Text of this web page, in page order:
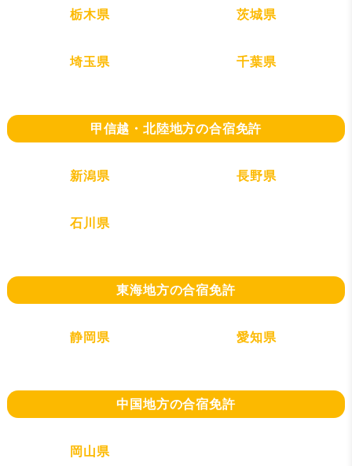
栃木県 茨城県
埼玉県 千葉県
甲信越・北陸地方の合宿免許
新潟県 長野県
石川県
東海地方の合宿免許
静岡県 愛知県
中国地方の合宿免許
岡山県